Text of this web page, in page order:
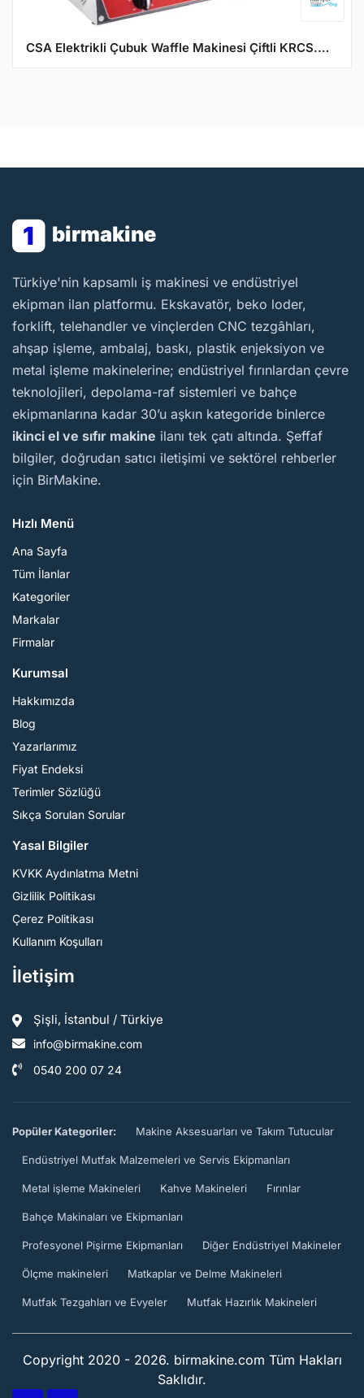
CSA Elektrikli Çubuk Waffle Makinesi Çiftli KRCS.WMCE.2
1 birmakine
BirMakine
Türkiye'nin kapsamlı iş makinesi ve endüstriyel
ekipman ilan platformu. Ekskavatör, beko loder,
forklift, telehandler ve vinçlerden CNC tezgâhları,
ahşap işleme, ambalaj, baskı, plastik enjeksiyon ve
metal işleme makinelerine; endüstriyel fırınlardan çevre
teknolojileri, depolama-raf sistemleri ve bahçe
ekipmanlarına kadar 30’u aşkın kategoride binlerce
ikinci el ve sıfır makine ilanı tek çatı altında. Şeffaf
bilgiler, doğrudan satıcı iletişimi ve sektörel rehberler
için BirMakine.
Hızlı Menü
Ana Sayfa
Tüm İlanlar
Kategoriler
Markalar
Firmalar
Kurumsal
Hakkımızda
Blog
Yazarlarımız
Fiyat Endeksi
Terimler Sözlüğü
Sıkça Sorulan Sorular
Yasal Bilgiler
KVKK Aydınlatma Metni
Gizlilik Politikası
Çerez Politikası
Kullanım Koşulları
İletişim
Şişli, İstanbul / Türkiye
info@birmakine.com
0540 200 07 24
Popüler Kategoriler: Makine Aksesuarları ve Takım Tutucular
Endüstriyel Mutfak Malzemeleri ve Servis Ekipmanları
Metal işleme Makineleri Kahve Makineleri Fırınlar
Bahçe Makinaları ve Ekipmanları
Profesyonel Pişirme Ekipmanları Diğer Endüstriyel Makineler
Ölçme makineleri Matkaplar ve Delme Makineleri
Mutfak Tezgahları ve Evyeler Mutfak Hazırlık Makineleri
Copyright 2020 - 2026. birmakine.com Tüm Hakları
Saklıdır.